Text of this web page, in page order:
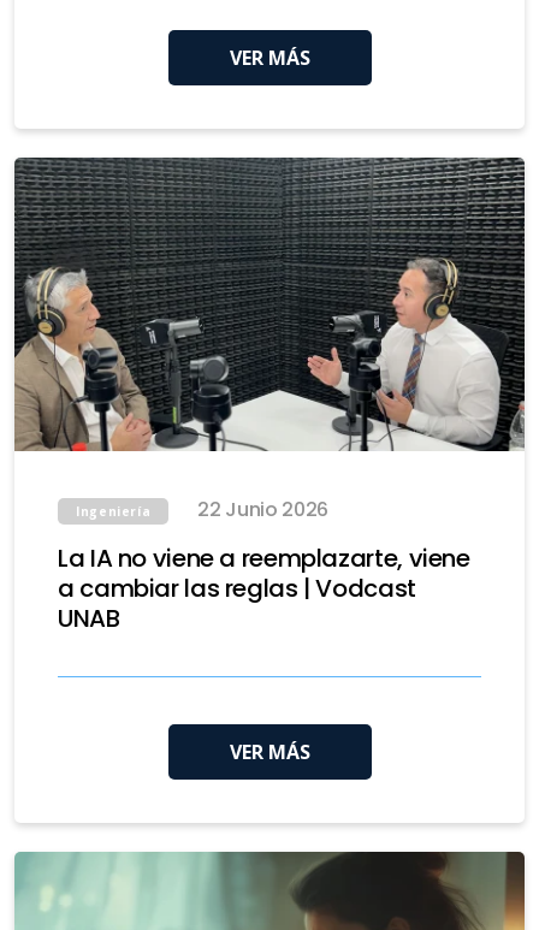
VER MÁS
Ingeniería 22 Junio 2026
La IA no viene a reemplazarte, viene
a cambiar las reglas | Vodcast
UNAB
VER MÁS